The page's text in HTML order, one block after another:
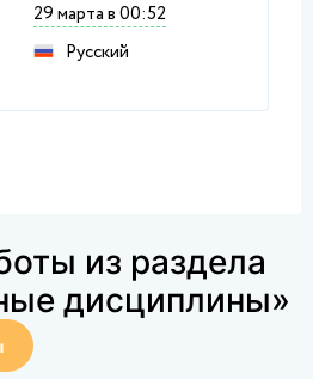
29 марта в 00:52
Русский
из раздела
дисциплины»